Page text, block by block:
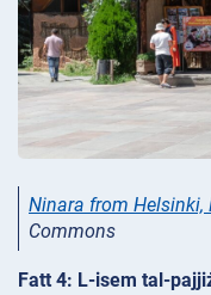
Ninara from Helsinki,
Commons
Fatt 4: L-isem tal-